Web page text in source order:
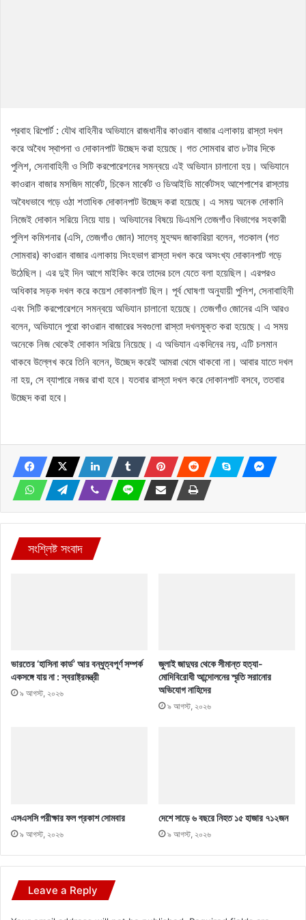
প্রবাহ রিপোর্ট : যৌথ বাহিনীর অভিযানে রাজধানীর কাওরান বাজার এলাকায় রাস্তা দখল
করে অবৈধ স্থাপনা ও দোকানপাট উচ্ছেদ করা হয়েছে। গত সোমবার রাত ৮টার দিকে
পুলিশ, সেনাবাহিনী ও সিটি করপোরেশনের সমন্বয়ে এই অভিযান চালানো হয়। অভিযানে
কাওরান বাজার মসজিদ মার্কেট, চিকেন মার্কেট ও ডিআইডি মার্কেটসহ আশেপাশের রাস্তায়
অবৈধভাবে গড়ে ওঠা শতাধিক দোকানপাট উচ্ছেদ করা হয়েছে। এ সময় অনেক দোকানি
নিজেই দোকান সরিয়ে নিয়ে যায়। অভিযানের বিষয়ে ডিএমপি তেজগাঁও বিভাগের সহকারী
পুলিশ কমিশনার (এসি, তেজগাঁও জোন) সালেহ্ মুহম্মদ জাকারিয়া বলেন, গতকাল (গত
সোমবার) কাওরান বাজার এলাকায় সিংহভাগ রাস্তা দখল করে অসংখ্য দোকানপাট গড়ে
উঠেছিল। এর দুই দিন আগে মাইকিং করে তাদের চলে যেতে বলা হয়েছিল। এরপরও
অধিকার সড়ক দখল করে কয়েশ দোকানপাট ছিল। পূর্ব ঘোষণা অনুযায়ী পুলিশ, সেনাবাহিনী
এবং সিটি করপোরেশনে সমন্বয়ে অভিযান চালানো হয়েছে। তেজগাঁও জোনের এসি আরও
বলেন, অভিযানে পুরো কাওরান বাজারের সবগুলো রাস্তা দখলমুক্ত করা হয়েছে। এ সময়
অনেকে নিজ থেকেই দোকান সরিয়ে নিয়েছে। এ অভিযান একদিনের নয়, এটি চলমান
থাকবে উল্লেখ করে তিনি বলেন, উচ্ছেদ করেই আমরা থেমে থাকবো না। আবার যাতে দখল
না হয়, সে ব্যাপারে নজর রাখা হবে। যতবার রাস্তা দখল করে দোকানপাট বসবে, ততবার
উচ্ছেদ করা হবে।
সংশ্লিষ্ট সংবাদ
ভারতের ‘হাসিনা কার্ড’ আর বন্ধুত্বপূর্ণ সম্পর্ক
একসঙ্গে যায় না : স্বরাষ্ট্রমন্ত্রী
৯ আগস্ট, ২০২৬
জুলাই জাদুঘর থেকে সীমান্ত হত্যা-
মোদিবিরোধী আন্দোলনের স্মৃতি সরানোর
অভিযোগ নাহিদের
৯ আগস্ট, ২০২৬
এসএসসি পরীক্ষার ফল প্রকাশ সোমবার
৯ আগস্ট, ২০২৬
দেশে সাড়ে ৬ বছরে নিহত ১৫ হাজার ৭১২জন
৯ আগস্ট, ২০২৬
Leave a Reply